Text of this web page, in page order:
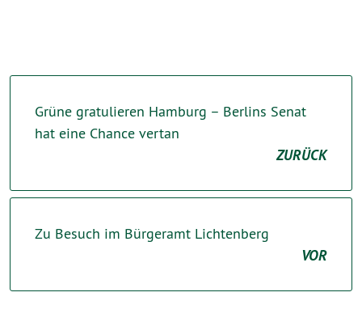
Grüne gratulieren Hamburg – Berlins Senat
hat eine Chance vertan
ZURÜCK
Zu Besuch im Bürgeramt Lichtenberg
VOR